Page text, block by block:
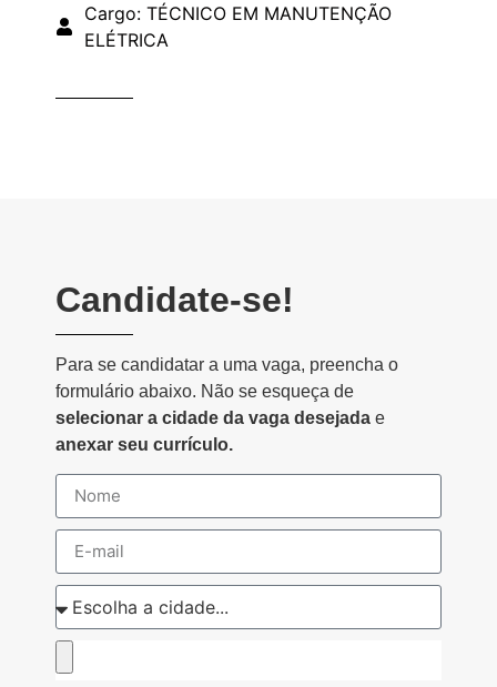
Cargo: TÉCNICO EM MANUTENÇÃO
ELÉTRICA
Candidate-se!
Para se candidatar a uma vaga, preencha o
formulário abaixo. Não se esqueça de
selecionar a cidade da vaga desejada e
anexar seu currículo.